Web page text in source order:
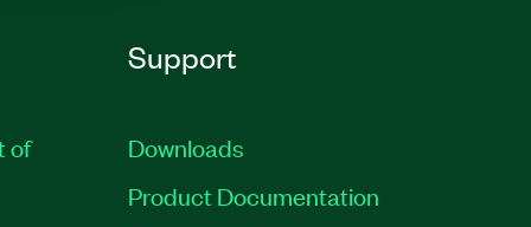
of
Support
Downloads
Product Documentation